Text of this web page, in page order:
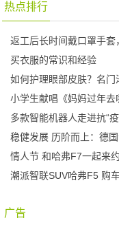
热点排行
返工后长时间戴口罩手
买衣服的常识和经验
如何护理眼部皮肤？名
小学生献唱《妈妈过年
多款智能机器人走进抗“
稳健发展 历阶而上：德
情人节 和哈弗F7一起来
潮派智联SUV哈弗F5 购
广告